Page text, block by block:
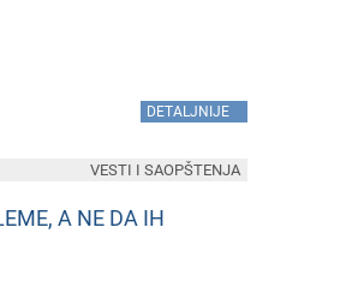
DETALJNIJE
A NE DA IH
VESTI I SAOPŠTENJA